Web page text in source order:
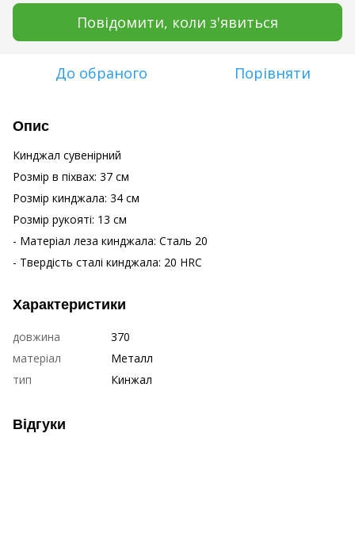
Повідомити, коли з'явиться
До обраного Порівняти
Опис
Кинджал сувенірний
Розмір в піхвах: 37 см
Розмір кинджала: 34 см
Розмір рукояті: 13 см
- Матеріал леза кинджала: Сталь 20
- Твердість сталі кинджала: 20 HRC
Характеристики
довжина
370
матеріал
Металл
тип
Кинжал
Відгуки